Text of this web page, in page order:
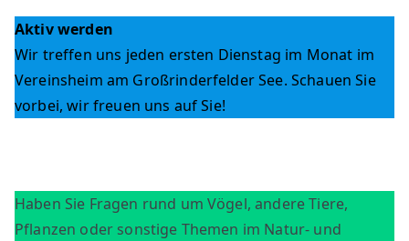
Aktiv werden
Wir treffen uns jeden ersten Dienstag im Monat im
Vereinsheim am Großrinderfelder See. Schauen Sie
vorbei, wir freuen uns auf Sie!
Haben Sie Fragen rund um Vögel, andere Tiere,
Pflanzen oder sonstige Themen im Natur- und